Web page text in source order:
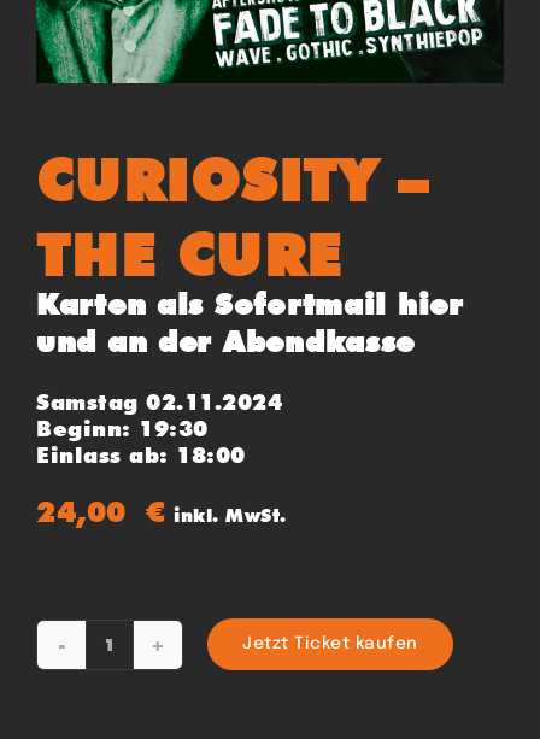
CURIOSITY –
THE CURE
Karten als Sofortmail hier
und an der Abendkasse
Samstag 02.11.2024
Beginn: 19:30
Einlass ab: 18:00
24,00€ inkl. MwSt.
CURIOSITY
Jetzt Ticket kaufen